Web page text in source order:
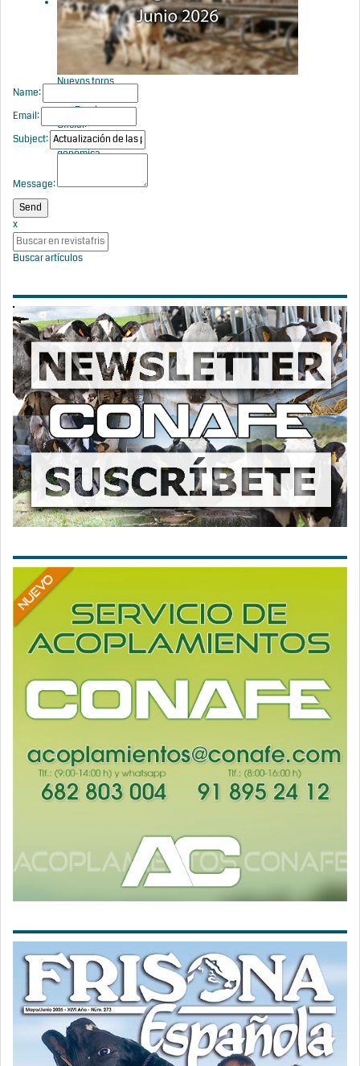
Doble
Valoración
de CONAFE
Nuevos toros
con Prueba
Oficial:
Evaluación
genómica
Name:
Email:
Subject:
Message:
x
Buscar artículos